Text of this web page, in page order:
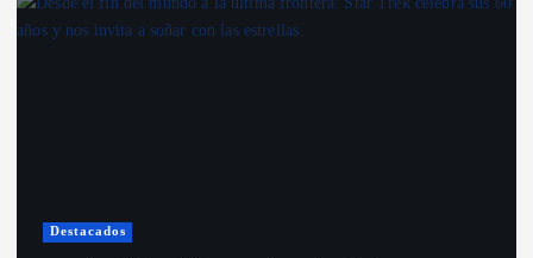
Destacados